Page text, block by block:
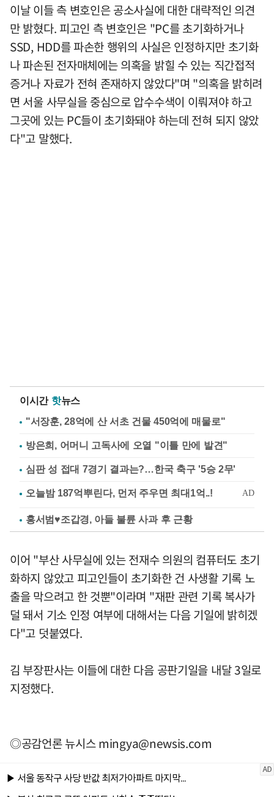
이날 이들 측 변호인은 공소사실에 대한 대략적인 의견
만 밝혔다. 피고인 측 변호인은 "PC를 초기화하거나
SSD, HDD를 파손한 행위의 사실은 인정하지만 초기화
나 파손된 전자매체에는 의혹을 밝힐 수 있는 직간접적
증거나 자료가 전혀 존재하지 않았다"며 "의혹을 밝히려
면 서울 사무실을 중심으로 압수수색이 이뤄져야 하고
그곳에 있는 PC들이 초기화돼야 하는데 전혀 되지 않았
다"고 말했다.
이시간 핫뉴스
"서장훈, 28억에 산 서초 건물 450억에 매물로"
방은희, 어머니 고독사에 오열 "이틀 만에 발견"
심판 성 접대 7경기 결과는?…한국 축구 '5승 2무'
홍서범♥조갑경, 아들 불륜 사과 후 근황
이어 "부산 사무실에 있는 전재수 의원의 컴퓨터도 초기
화하지 않았고 피고인들이 초기화한 건 사생활 기록 노
출을 막으려고 한 것뿐"이라며 "재판 관련 기록 복사가
덜 돼서 기소 인정 여부에 대해서는 다음 기일에 밝히겠
다"고 덧붙였다.
김 부장판사는 이들에 대한 다음 공판기일을 내달 3일로
지정했다.
◎공감언론 뉴시스mingya@newsis.com